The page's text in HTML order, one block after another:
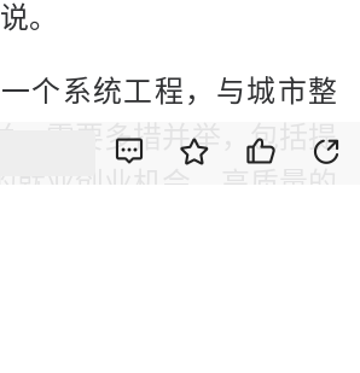
。
一个系统工程，与城市整
，需要多措并举，包括提
就业创业机会、高质量的